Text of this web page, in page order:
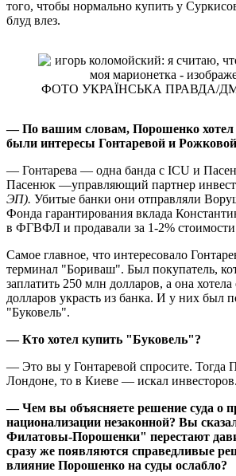
того, чтобы нормально купить у
блуд влез.
ФОТО УКРАЇНСЬКА ПРАВДА/
— По вашим словам, Порошенко
были интересы Гонтаревой и
— Гонтарева — одна банда с ICU и
Пасенюк —управляющий партнер
ЭП). Убитые банки они отправляли
Фонда гарантирования вклада
в ФГВФЛ и продавали за 1-2%
Самое главное, что интересовало
терминал "Бориваш". Был покупатель,
заплатить 250 млн долларов, а она хотела
долларов украсть из банка. И у них был
"Буковель".
—Кто хотел купить "Буковель"?
— Это вы у Гонтаревой спросите. Тогда
Лондоне, то в Киеве — искал инвесторов.
—Чем вы объясняете решение суда о
национализации незаконной? Вы
Филатовы-Порошенки" перестают
сразу же появляются справедливые
влияние Порошенко на суды ослабло?